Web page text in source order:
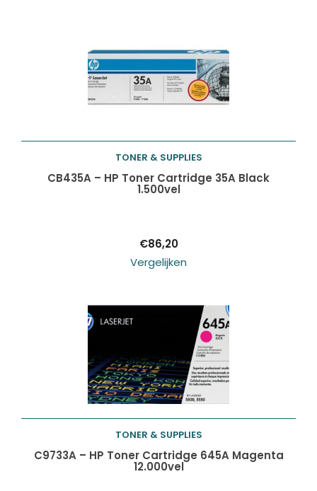
Toevoegen aan
TONER & SUPPLIES
CB435A – HP Toner Cartridge 35A Black
1.500vel
€86,20
Vergelijken
Toevoegen aan
TONER & SUPPLIES
C9733A – HP Toner Cartridge 645A Magenta
12.000vel